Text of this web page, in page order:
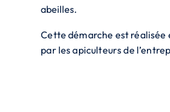
abeilles.
Cette démarche est réalisée
par les apiculteurs de